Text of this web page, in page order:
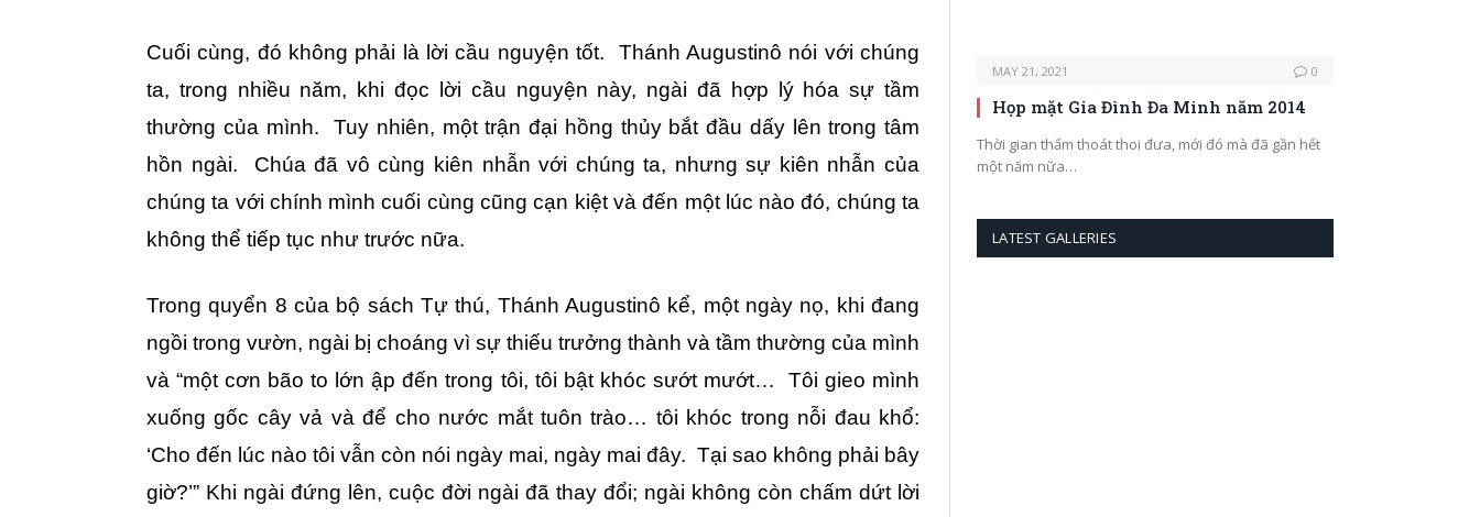
Cuối cùng, đó không phải là lời cầu nguyện tốt. Thánh Augustinô nói với chúng
ta, trong nhiều năm, khi đọc lời cầu nguyện này, ngài đã hợp lý hóa sự tầm
thường của mình. Tuy nhiên, một trận đại hồng thủy bắt đầu dấy lên trong tâm
hồn ngài. Chúa đã vô cùng kiên nhẫn với chúng ta, nhưng sự kiên nhẫn của
chúng ta với chính mình cuối cùng cũng cạn kiệt và đến một lúc nào đó, chúng ta
không thể tiếp tục như trước nữa.
Trong quyển 8 của bộ sách Tự thú, Thánh Augustinô kể, một ngày nọ, khi đang
ngồi trong vườn, ngài bị choáng vì sự thiếu trưởng thành và tầm thường của mình
và “một cơn bão to lớn ập đến trong tôi, tôi bật khóc sướt mướt… Tôi gieo mình
xuống gốc cây vả và để cho nước mắt tuôn trào… tôi khóc trong nỗi đau khổ:
‘Cho đến lúc nào tôi vẫn còn nói ngày mai, ngày mai đây. Tại sao không phải bây
giờ?’” Khi ngài đứng lên, cuộc đời ngài đã thay đổi; ngài không còn chấm dứt lời
MAY 21, 2021 0
Họp mặt Gia Đình Đa Minh năm 2014
Thời gian thấm thoát thoi đưa, mới đó mà đã gần hết
một năm nữa…
LATEST GALLERIES